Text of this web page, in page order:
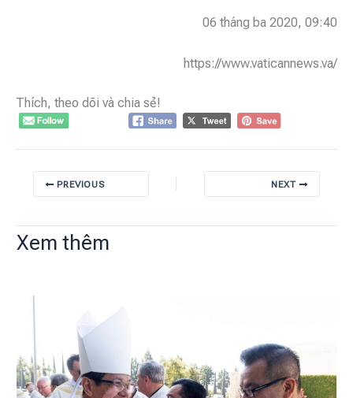
06 tháng ba 2020, 09:40
https://www.vaticannews.va/
Thích, theo dõi và chia sẻ!
PREVIOUS NEXT
Xem thêm